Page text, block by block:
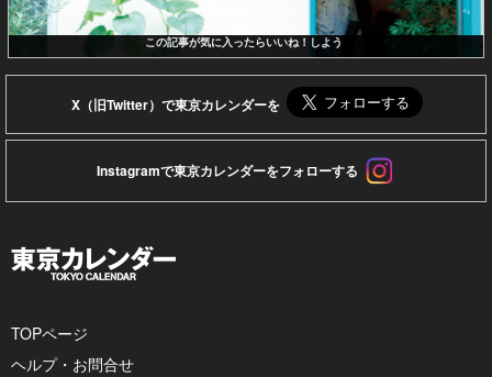
この記事が気に入ったらいいね！しよう
X（旧Twitter）で東京カレンダーを
Instagramで東京カレンダーをフォローする
TOPページ
ヘルプ・お問合せ